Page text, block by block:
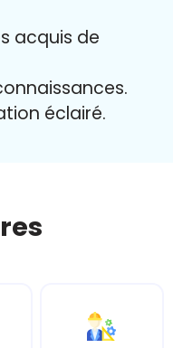
acquis de
éclairé.